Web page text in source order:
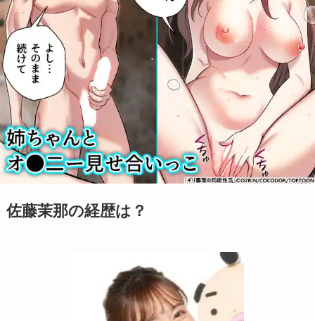
佐藤茉那の経歴は？